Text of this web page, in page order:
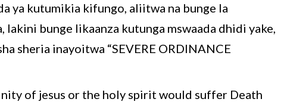
ya kutumikia kifungo, aliitwa na bunge la
lakini bunge likaanza kutunga mswaada dhidi yake,
sheria inayoitwa “SEVERE ORDINANCE
of jesus or the holy spirit would suffer Death